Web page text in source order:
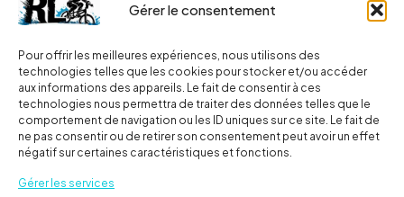
Gérer le consentement
Pour offrir les meilleures expériences, nous utilisons des
technologies telles que les cookies pour stocker et/ou accéder
aux informations des appareils. Le fait de consentir à ces
technologies nous permettra de traiter des données telles que le
comportement de navigation ou les ID uniques sur ce site. Le fait de
ne pas consentir ou de retirer son consentement peut avoir un effet
négatif sur certaines caractéristiques et fonctions.
Gérer les services
Actualités
A propos
Contact
Ma liste